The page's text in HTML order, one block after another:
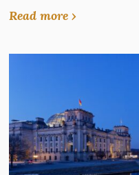
Read more ›